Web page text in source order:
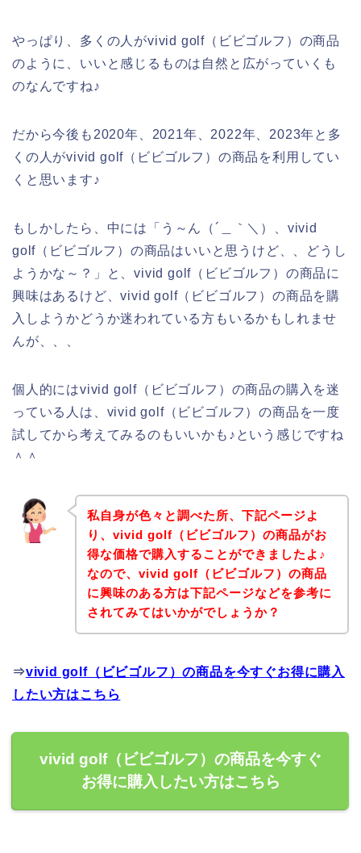
やっぱり、多くの人がvivid golf（ビビゴルフ）の商品
のように、いいと感じるものは自然と広がっていくも
のなんですね♪
だから今後も2020年、2021年、2022年、2023年と多
くの人がvivid golf（ビビゴルフ）の商品を利用してい
くと思います♪
もしかしたら、中には「う～ん（´＿｀＼）、vivid
golf（ビビゴルフ）の商品はいいと思うけど、、どうし
ようかな～？」と、vivid golf（ビビゴルフ）の商品に
興味はあるけど、vivid golf（ビビゴルフ）の商品を購
入しようかどうか迷われている方もいるかもしれませ
んが、、、
個人的にはvivid golf（ビビゴルフ）の商品の購入を迷
っている人は、vivid golf（ビビゴルフ）の商品を一度
試してから考えてみるのもいいかも♪という感じですね
＾＾
私自身が色々と調べた所、下記ページよ
り、vivid golf（ビビゴルフ）の商品がお
得な価格で購入することができましたよ♪
なので、vivid golf（ビビゴルフ）の商品
に興味のある方は下記ページなどを参考に
されてみてはいかがでしょうか？
⇒vivid golf（ビビゴルフ）の商品を今すぐお得に購入
したい方はこちら
vivid golf（ビビゴルフ）の商品を今すぐ
お得に購入したい方はこちら